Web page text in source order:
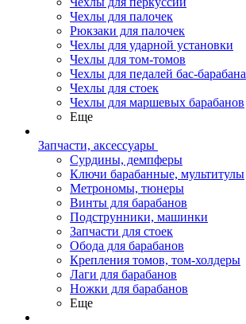
Чехлы для палочек
Рюкзаки для палочек
Чехлы для ударной установки
Чехлы для том-томов
Чехлы для педалей бас-барабана
Чехлы для стоек
Чехлы для маршевых барабанов
Еще
Запчасти, аксессуары
Сурдины, демпферы
Ключи барабанные, мультитулы
Метрономы, тюнеры
Винты для барабанов
Подструнники, машинки
Запчасти для стоек
Обода для барабанов
Крепления томов, том-холдеры
Лаги для барабанов
Ножки для барабанов
Еще